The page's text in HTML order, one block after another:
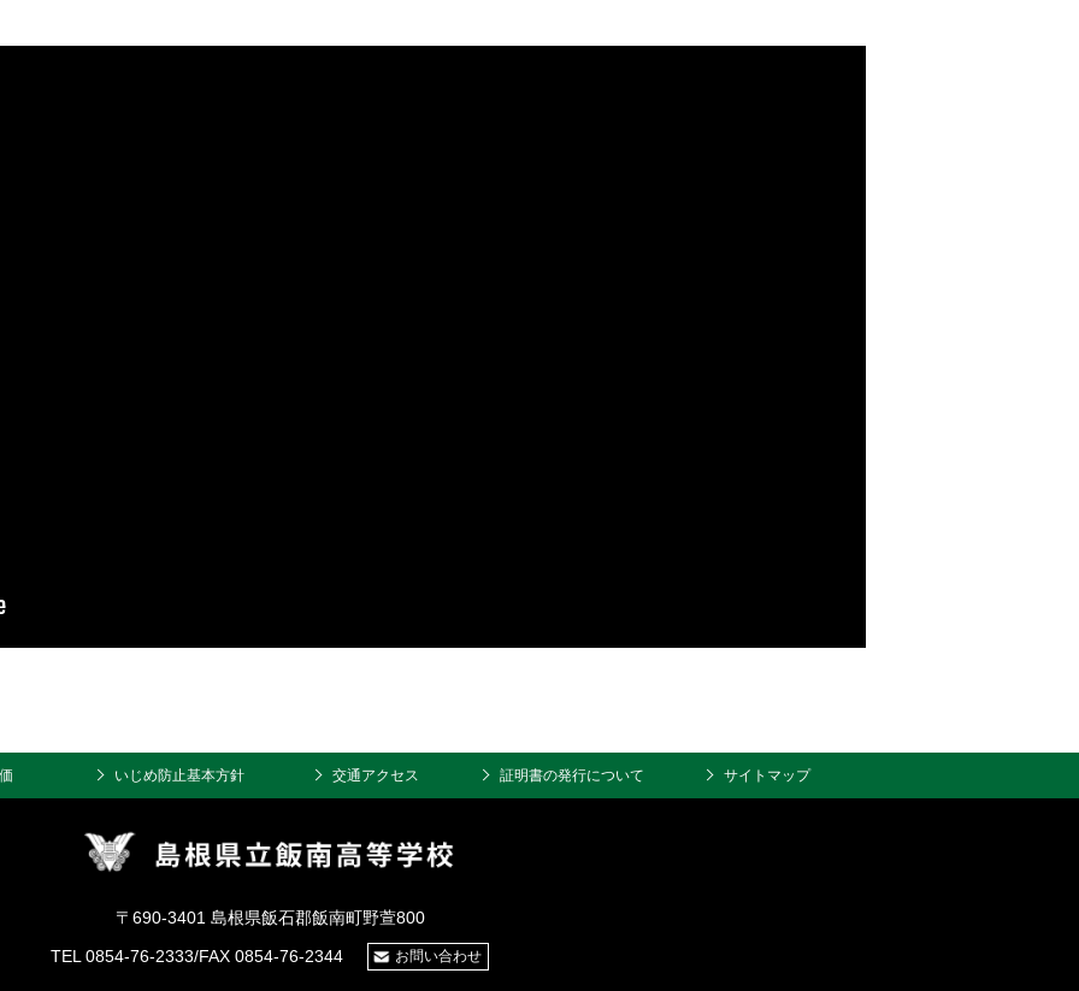
いじめ防止基本方針 交通アクセス 証明書の発行について サイトマップ
〒690-3401 島根県飯石郡飯南町野萱800
TEL 0854-76-2333/FAX 0854-76-2344
お問い合わせ